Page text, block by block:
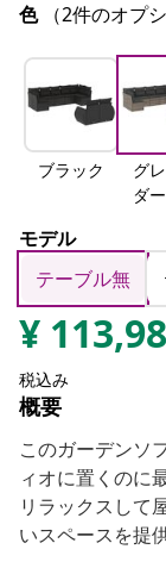
色 （2件のオプ
ブラック
グ
ダ
モデル
テーブル無
¥
税込み
概要
このガーデンソ
ィオに置くのに
リラックスして
いスペースを提